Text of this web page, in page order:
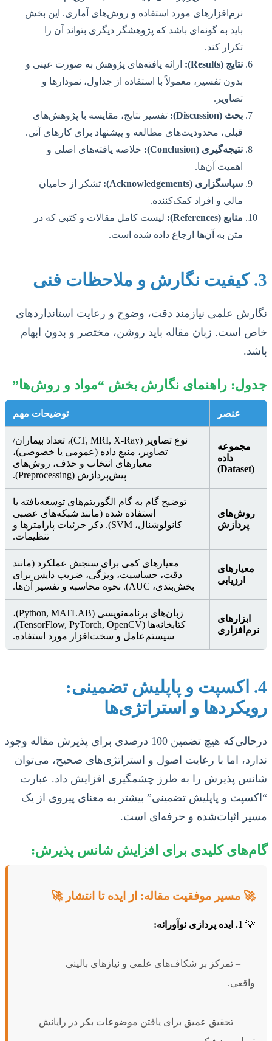
نرم‌افزارهای مورد استفاده و روش‌های آماری. این بخش
باید به گونه‌ای باشد که پژوهشگر دیگری بتواند آن را
تکرار کند.
نتایج (Results):
ارائه یافته‌های پژوهش به صورت عینی و
بدون تفسیر، معمولاً با استفاده از جداول، نمودارها و
تصاویر.
بحث (Discussion):
تفسیر نتایج، مقایسه با پژوهش‌های
قبلی، محدودیت‌های مطالعه و پیشنهاد برای کارهای آتی.
نتیجه‌گیری (Conclusion):
خلاصه یافته‌های اصلی و
اهمیت آن‌ها.
سپاسگزاری (Acknowledgements):
تشکر از حامیان
مالی و افراد کمک‌کننده.
منابع (References):
لیست کامل مقالات و کتبی که در
متن به آن‌ها ارجاع داده شده است.
3. کیفیت نگارش و ملاحظات فنی
نگارش علمی نیازمند دقت، وضوح و رعایت استانداردهای
خاص است. زبان مقاله باید روشن، مختصر و بدون ابهام
باشد.
جدول: راهنمای نگارش بخش “مواد و روش‌ها”
عنصر توضیحات مهم
مجموعه
داده
(Dataset)
نوع تصاویر (CT, MRI, X-Ray)، تعداد بیماران/
تصاویر، منبع داده (عمومی یا خصوصی)،
معیارهای انتخاب و حذف، روش‌های
پیش‌پردازش (Preprocessing).
روش‌های
پردازش
توضیح گام به گام الگوریتم‌های توسعه‌یافته یا
استفاده شده (مانند شبکه‌های عصبی
کانولوشنال، SVM). ذکر جزئیات پارامترها و
تنظیمات.
معیارهای
ارزیابی
معیارهای کمی برای سنجش عملکرد (مانند
دقت، حساسیت، ویژگی، ضریب دایس برای
بخش‌بندی، AUC). نحوه محاسبه و تفسیر آن‌ها.
ابزارهای
نرم‌افزاری
زبان‌های برنامه‌نویسی (Python, MATLAB)،
کتابخانه‌ها (TensorFlow, PyTorch, OpenCV)،
سیستم‌عامل و سخت‌افزار مورد استفاده.
4. اکسپت و پاپلیش تضمینی:
رویکردها و استراتژی‌ها
درحالی‌که هیچ تضمین 100 درصدی برای پذیرش مقاله وجود
ندارد، اما با رعایت اصول و استراتژی‌های صحیح، می‌توان
شانس پذیرش را به طرز چشمگیری افزایش داد. عبارت
“اکسپت و پاپلیش تضمینی” بیشتر به معنای پیروی از یک
مسیر اثبات‌شده و حرفه‌ای است.
گام‌های کلیدی برای افزایش شانس پذیرش:
🚀 مسیر موفقیت مقاله: از ایده تا انتشار 🚀
💡 1. ایده پردازی نوآورانه:
– تمرکز بر شکاف‌های علمی و نیازهای بالینی
واقعی.
– تحقیق عمیق برای یافتن موضوعات بکر در رایانش